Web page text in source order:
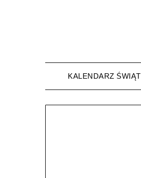
KALENDARZ ŚWIĄT